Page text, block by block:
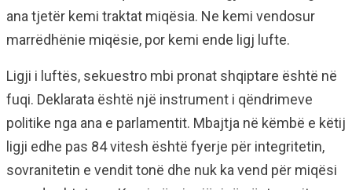
ana tjetër kemi traktat miqësia. Ne kemi vendosur
marrëdhënie miqësie, por kemi ende ligj lufte.
Ligji i luftës, sekuestro mbi pronat shqiptare është në
fuqi. Deklarata është një instrument i qëndrimeve
politike nga ana e parlamentit. Mbajtja në këmbë e këtij
ligji edhe pas 84 vitesh është fyerje për integritetin,
sovranitetin e vendit tonë dhe nuk ka vend për miqësi